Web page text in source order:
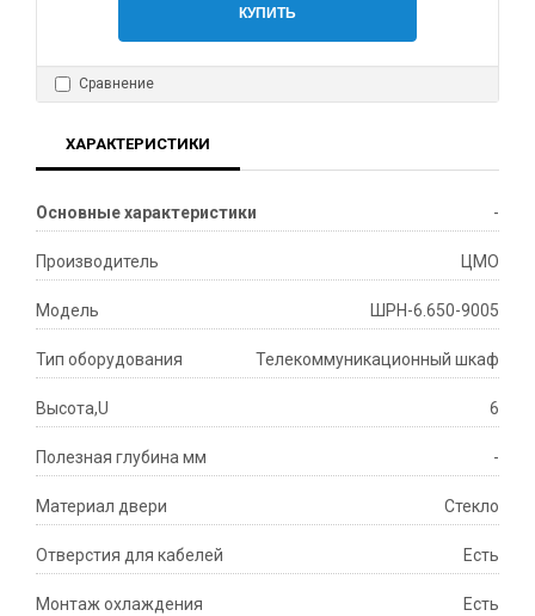
КУПИТЬ
Сравнение
ХАРАКТЕРИСТИКИ
Основные характеристики -
Производитель ЦМО
Модель ШРН-6.650-9005
Тип оборудования Телекоммуникационный шкаф
Высота,U 6
Полезная глубина мм -
Материал двери Стекло
Отверстия для кабелей Есть
Монтаж охлаждения Есть